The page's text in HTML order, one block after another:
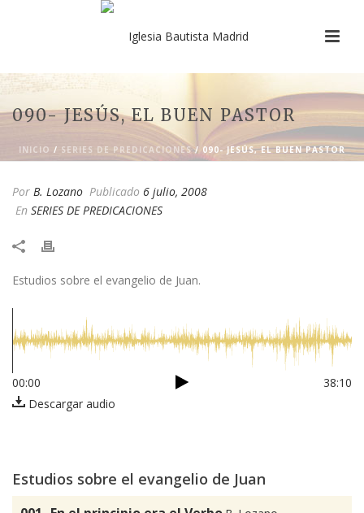
090- JESÚS, EL BUEN PASTOR
INICIO / SERIES DE PREDICACIONES/ 090- JESÚS, EL BUEN PASTOR
Por B. Lozano Publicado 6 julio, 2008
En SERIES DE PREDICACIONES
​Estudios sobre el evangelio de Juan.
00:00
38:10
Descargar audio
Estudios sobre el evangelio de Juan